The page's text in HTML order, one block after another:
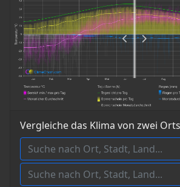
Vergleiche das Klima von zwei